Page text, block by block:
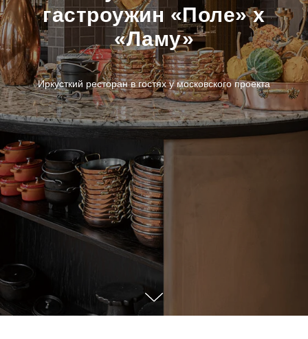
гастроужин «Поле» x
«Ламу»
Иркусткий ресторан в гостях у московского проекта